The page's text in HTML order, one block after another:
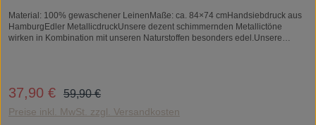
Material: 100% gewaschener LeinenMaße: ca. 84×74 cmHandsiebdruck aus
HamburgEdler MetallicdruckUnsere dezent schimmernden Metallictöne
wirken in Kombination mit unseren Naturstoffen besonders edel.Unsere
Verkaufspreis:
37,90 € Regulärer Preis:
59,90 €
Preise inkl. MwSt. zzgl. Versandkosten